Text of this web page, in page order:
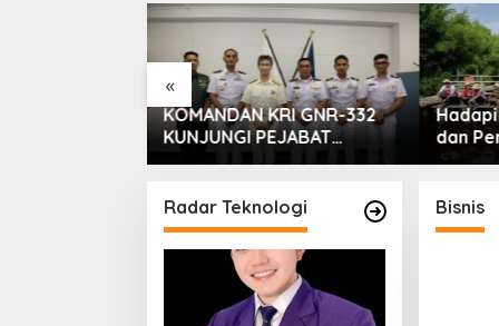
«
KOMANDAN KRI GNR-332
KUNJUNGI PEJABAT
PEMERINTAH DAN MILITER
dan
untuk
Radar Teknologi Bisnis
Pemenangan